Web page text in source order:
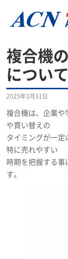
複合機
について
2025年3月31日
複合機は、企業や
や買い替えの
タイミングが一定
特に売れやすい
時期を把握する
す。